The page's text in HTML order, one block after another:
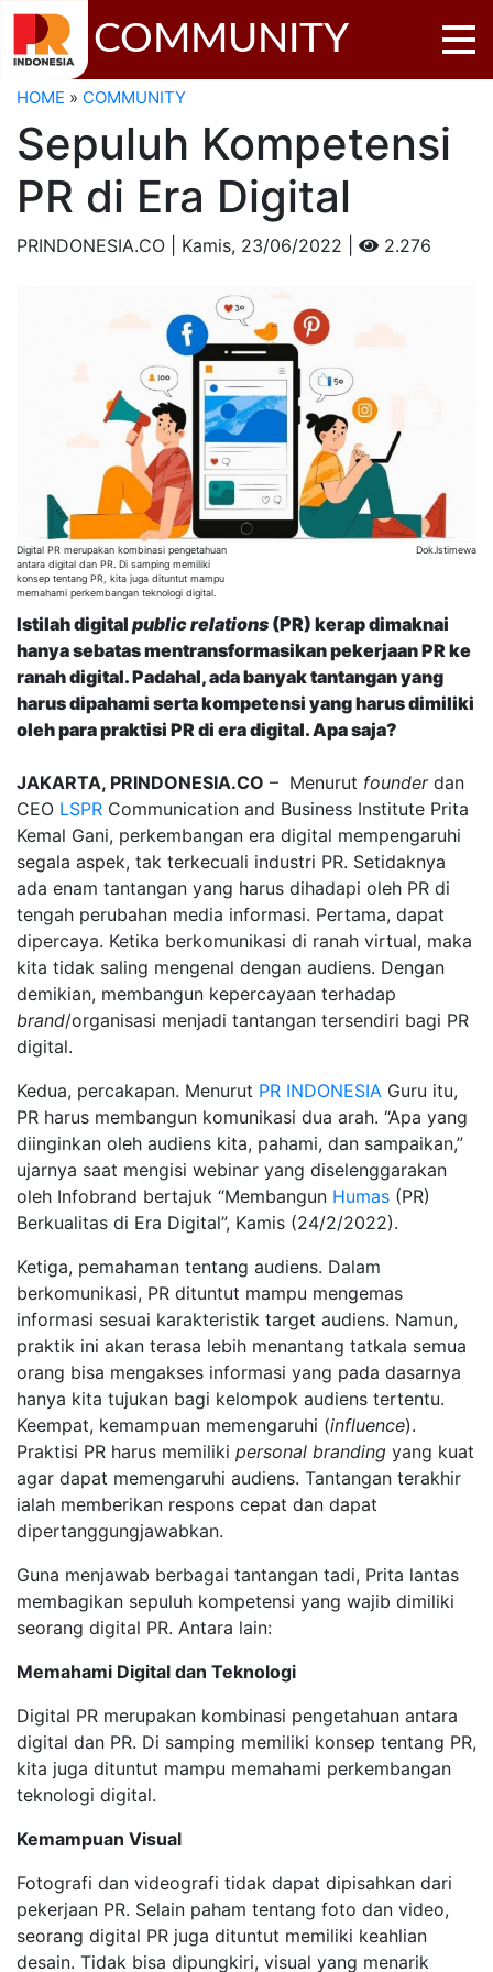
COMMUNITY
HOME » COMMUNITY
Sepuluh Kompetensi
PR di Era Digital
PRINDONESIA.CO | Kamis, 23/06/2022 | 2.276
Digital PR merupakan kombinasi pengetahuan
antara digital dan PR. Di samping memiliki
konsep tentang PR, kita juga dituntut mampu
memahami perkembangan teknologi digital.
Dok.Istimewa
Istilah digital public relations (PR) kerap dimaknai
hanya sebatas mentransformasikan pekerjaan PR ke
ranah digital. Padahal, ada banyak tantangan yang
harus dipahami serta kompetensi yang harus dimiliki
oleh para praktisi PR di era digital. Apa saja?
JAKARTA, PRINDONESIA.CO – Menurut founder dan
CEO LSPR Communication and Business Institute Prita
Kemal Gani, perkembangan era digital mempengaruhi
segala aspek, tak terkecuali industri PR. Setidaknya
ada enam tantangan yang harus dihadapi oleh PR di
tengah perubahan media informasi. Pertama, dapat
dipercaya. Ketika berkomunikasi di ranah virtual, maka
kita tidak saling mengenal dengan audiens. Dengan
demikian, membangun kepercayaan terhadap
brand/organisasi menjadi tantangan tersendiri bagi PR
digital.
Kedua, percakapan. Menurut PR INDONESIA Guru itu,
PR harus membangun komunikasi dua arah. “Apa yang
diinginkan oleh audiens kita, pahami, dan sampaikan,”
ujarnya saat mengisi webinar yang diselenggarakan
oleh Infobrand bertajuk “Membangun Humas (PR)
Berkualitas di Era Digital”, Kamis (24/2/2022).
Ketiga, pemahaman tentang audiens. Dalam
berkomunikasi, PR dituntut mampu mengemas
informasi sesuai karakteristik target audiens. Namun,
praktik ini akan terasa lebih menantang tatkala semua
orang bisa mengakses informasi yang pada dasarnya
hanya kita tujukan bagi kelompok audiens tertentu.
Keempat, kemampuan memengaruhi (influence).
Praktisi PR harus memiliki personal branding yang kuat
agar dapat memengaruhi audiens. Tantangan terakhir
ialah memberikan respons cepat dan dapat
dipertanggungjawabkan.
Guna menjawab berbagai tantangan tadi, Prita lantas
membagikan sepuluh kompetensi yang wajib dimiliki
seorang digital PR. Antara lain:
Memahami Digital dan Teknologi
Digital PR merupakan kombinasi pengetahuan antara
digital dan PR. Di samping memiliki konsep tentang PR,
kita juga dituntut mampu memahami perkembangan
teknologi digital.
Kemampuan Visual
Fotografi dan videografi tidak dapat dipisahkan dari
pekerjaan PR. Selain paham tentang foto dan video,
seorang digital PR juga dituntut memiliki keahlian
desain. Tidak bisa dipungkiri, visual yang menarik